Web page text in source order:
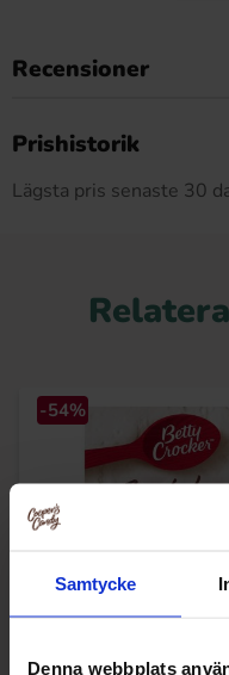
Samtycke
Denna webbplats
Recensioner
Prishistorik
Lägsta pris senaste 30
-54%